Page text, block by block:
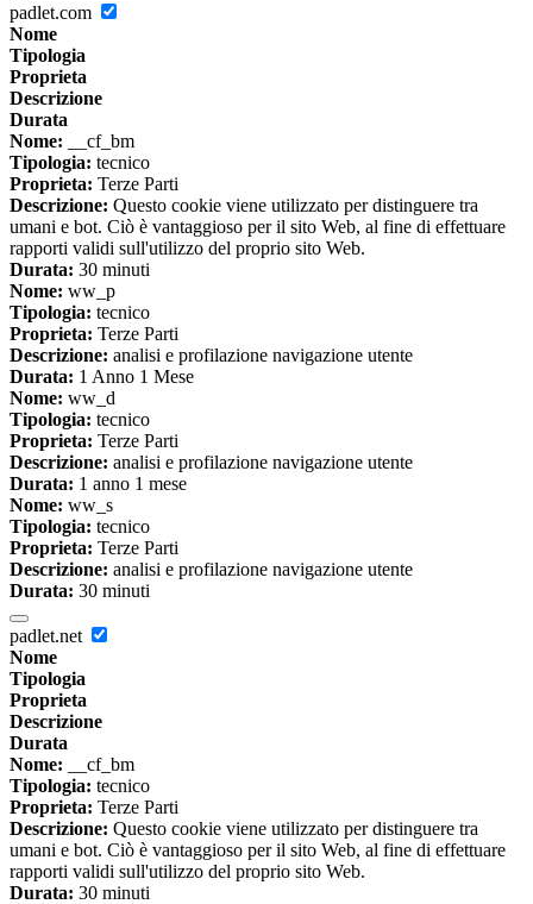
padlet.com
Nome
Tipologia
Proprieta
Descrizione
Durata
Nome: __cf_bm
Tipologia: tecnico
Proprieta: Terze Parti
Descrizione: Questo cookie viene utilizzato per distinguere tra
umani e bot. Ciò è vantaggioso per il sito Web, al fine di effettuare
rapporti validi sull'utilizzo del proprio sito Web.
Durata: 30 minuti
Nome: ww_p
Tipologia: tecnico
Proprieta: Terze Parti
Descrizione: analisi e profilazione navigazione utente
Durata: 1 Anno 1 Mese
Nome: ww_d
Tipologia: tecnico
Proprieta: Terze Parti
Descrizione: analisi e profilazione navigazione utente
Durata: 1 anno 1 mese
Nome: ww_s
Tipologia: tecnico
Proprieta: Terze Parti
Descrizione: analisi e profilazione navigazione utente
Durata: 30 minuti
padlet.net
Nome
Tipologia
Proprieta
Descrizione
Durata
Nome: __cf_bm
Tipologia: tecnico
Proprieta: Terze Parti
Descrizione: Questo cookie viene utilizzato per distinguere tra
umani e bot. Ciò è vantaggioso per il sito Web, al fine di effettuare
rapporti validi sull'utilizzo del proprio sito Web.
Durata: 30 minuti